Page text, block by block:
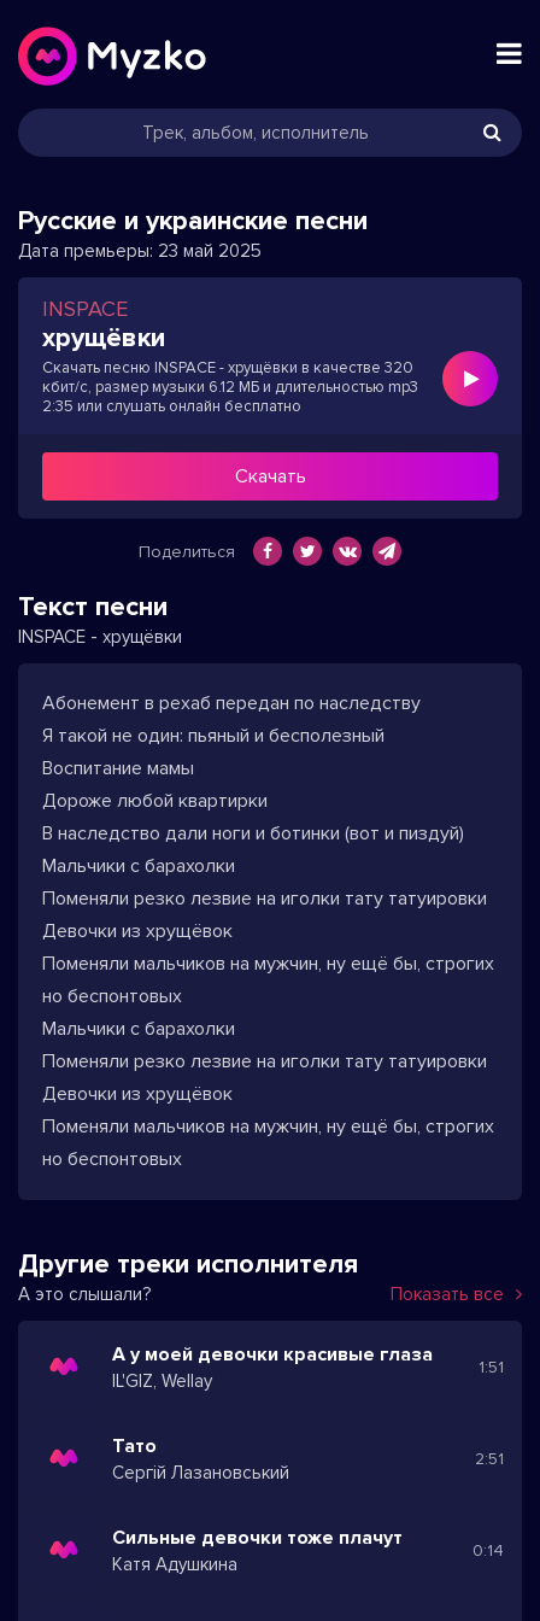
Русские и украинские песни
Дата премьеры: 23 май 2025
INSPACE
хрущёвки
Скачать песню INSPACE - хрущёвки в качестве 320
кбит/с, размер музыки 6.12 МБ и длительностью mp3
2:35 или слушать онлайн бесплатно
Скачать
Поделиться
Текст песни
INSPACE - хрущёвки
Абонемент в рехаб передан по наследству
Я такой не один: пьяный и бесполезный
Воспитание мамы
Дороже любой квартирки
В наследство дали ноги и ботинки (вот и пиздуй)
Мальчики с барахолки
Поменяли резко лезвие на иголки тату татуировки
Девочки из хрущёвок
Поменяли мальчиков на мужчин, ну ещё бы, строгих
но беспонтовых
Мальчики с барахолки
Поменяли резко лезвие на иголки тату татуировки
Девочки из хрущёвок
Поменяли мальчиков на мужчин, ну ещё бы, строгих
но беспонтовых
Другие треки исполнителя
А это слышали? Показать все
А у моей девочки красивые глаза
IL'GIZ, Wellay
1:51
Тато
Сергій Лазановський
2:51
Сильные девочки тоже плачут
Катя Адушкина
0:14